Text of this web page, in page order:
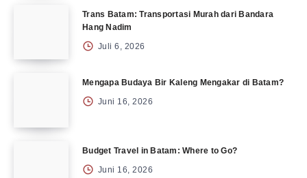
Trans Batam: Transportasi Murah dari Bandara
Hang Nadim
Juli 6, 2026
Mengapa Budaya Bir Kaleng Mengakar di Batam?
Juni 16, 2026
Budget Travel in Batam: Where to Go?
Juni 16, 2026